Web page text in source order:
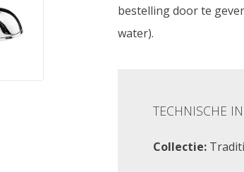
bestelling door te
water).
TECHNISCHE
Collectie: